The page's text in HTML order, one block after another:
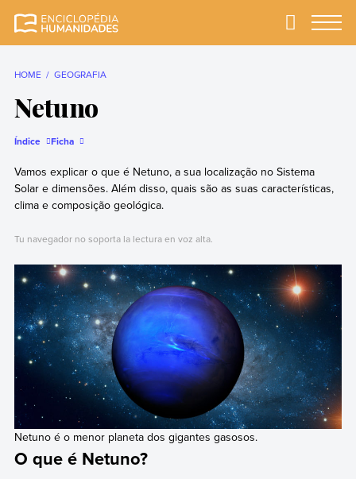
completa e mais
Primary
HOME GEOGRAFIA
Netuno
Índice Ficha
Vamos explicar o que é Netuno, a sua localização no Sistema
Solar e dimensões. Além disso, quais são as suas características,
clima e composição geológica.
Tu navegador no soporta la lectura en voz alta.
Netuno é o menor planeta dos gigantes gasosos.
O que é Netuno?